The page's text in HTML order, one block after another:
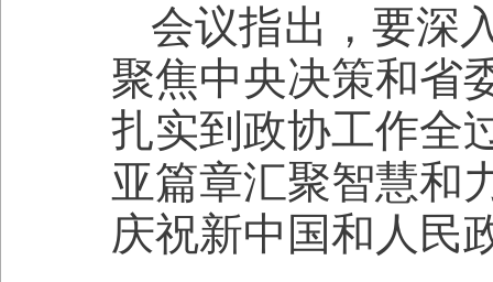
会议指出，要深
聚焦中央决策和省
扎实到政协工作全
亚篇章汇聚智慧和
庆祝新中国和人民